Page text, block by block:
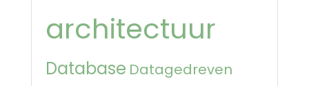
architectuur
Database Datagedreven